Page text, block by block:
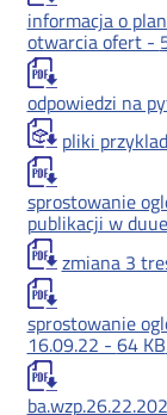
informacja o
otwarcia ofert -
odpowiedzi na
pliki
sprostowanie
publikacji w
zmiana 3
sprostowanie
16.09.22 - 64 KB